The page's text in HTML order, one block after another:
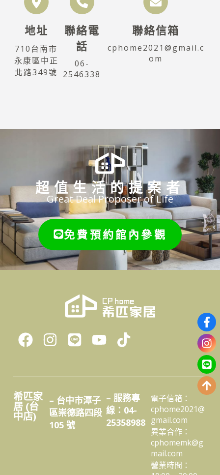
地址
710台南市
永康區中正
北路349號
聯絡電
話
06-
2546338
聯絡信箱
cphome2021@gmail.c
om
超值生活的提案者
Great Deal Proposer of Life
免費預約館內參觀
希匹家
居 (台
中店)
– 台中市潭子
區崇德路四段
105 號
– 服務專
線：04-
25358988
電子信箱：
cphome2021@
gmail.com
異業合作：
cphomemk@g
mail.com
營業時間：